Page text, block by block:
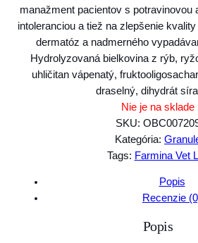
manažment pacientov s potravinovou
intoleranciou a tiež na zlepšenie
dermatóz a nadmerného
Hydrolyzovaná bielkovina z rýb,
uhličitan vápenatý,
draselný, dihydrát
Nie je na sklade
SKU:
Kategória:
Tags: Farmina Vet
Popis
Recenzie
Popis